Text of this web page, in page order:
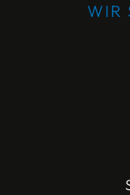
WIR